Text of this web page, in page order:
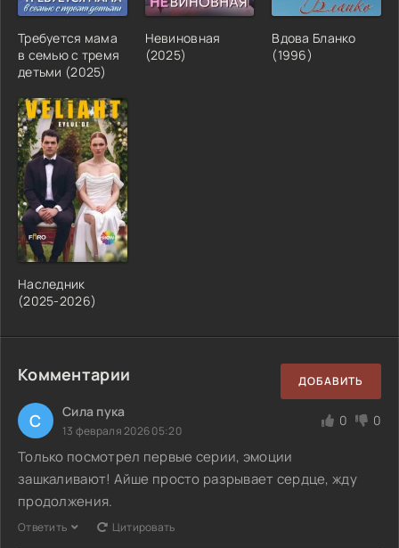
Требуется мама
в семью с тремя
детьми (2025)
Невиновная
(2025)
Вдова Бланко
(1996)
Наследник
(2025-2026)
Комментарии ДОБАВИТЬ
С Сила пука
13 февраля 2026 05:20
0 0
Только посмотрел первые серии, эмоции
зашкаливают! Айше просто разрывает сердце, жду
продолжения.
Ответить Цитировать